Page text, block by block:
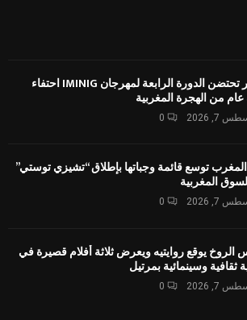
أكادير تحتضن الدورة الرابعة لمهرجان IMINIG احتفاء
عام من الهجرة المغربية
7, 2026
0
KFC المغرب توسع قائمة وجباتها بإطلاق “تشيزي توستي”
المغربية
7, 2026
0
الروخ يوقع روايتيه ويعرض ثلاثة أفلام قصيرة في
ثقافية وسينمائية بمرتيل
7, 2026
0